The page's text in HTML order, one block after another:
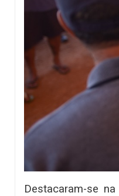
Destacaram-se